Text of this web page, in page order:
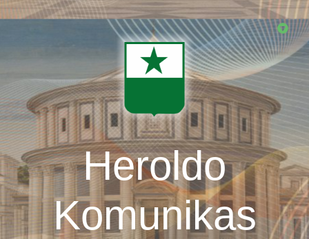
Skip
Heroldo
Komunikas